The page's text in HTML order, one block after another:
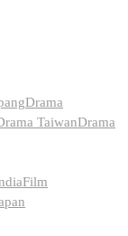
Drama
TaiwanDrama
Film